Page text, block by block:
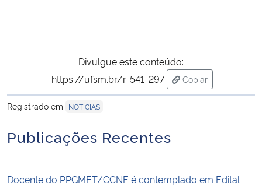
Divulgue este conteúdo:
https://ufsm.br/r-541-297
Copiar
para área de
Registrado em
NOTÍCIAS
Publicações Recentes
Docente do PPGMET/CCNE é contemplado em Edital